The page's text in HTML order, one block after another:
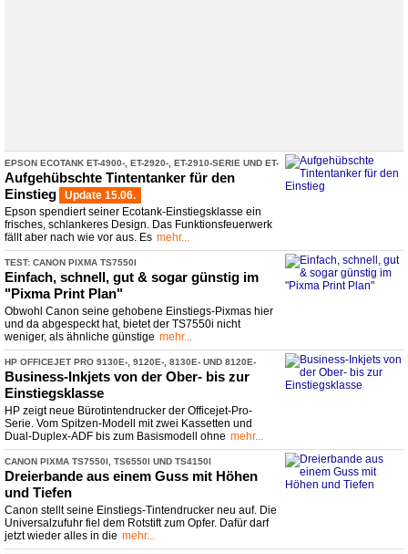
EPSON ECOTANK ET-​4900- ​, ET-​2920- ​, ET-​2910-​SERIE UND ET-
​1910
Aufgehübschte Tintentanker für den
Einstieg
Update 15.06.
Epson spendiert seiner Ecotank-Einstiegsklasse ein
frisches, schlankeres Design. Das Funktionsfeuerwerk
fällt aber nach wie vor aus. Es mehr...
TEST: CANON PIXMA TS7550I
Einfach, schnell, gut & sogar günstig im
"Pixma Print Plan"
Obwohl Canon seine gehobene Einstiegs-Pixmas hier
und da abgespeckt hat, bietet der TS7550i nicht
weniger, als ähnliche günstige mehr...
HP OFFICEJET PRO 9130E- ​, 9120E- ​, 8130E- ​ UND 8120E-
​SERIE
Business-​Inkjets von der Ober- ​ bis zur
Einstiegsklasse
HP zeigt neue Bürotintendrucker der Officejet-Pro-
Serie. Vom Spitzen-Modell mit zwei Kassetten und
Dual-Duplex-ADF bis zum Basismodell ohne mehr...
CANON PIXMA TS7550I, TS6550I UND TS4150I
Dreierbande aus einem Guss mit Höhen
und Tiefen
Canon stellt seine Einstiegs-Tintendrucker neu auf. Die
Universalzufuhr fiel dem Rotstift zum Opfer. Dafür darf
jetzt wieder alles in die mehr...